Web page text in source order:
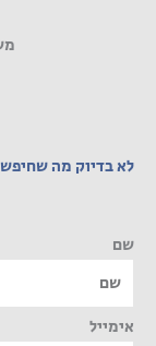
לא בדיוק מה
שם
אימייל